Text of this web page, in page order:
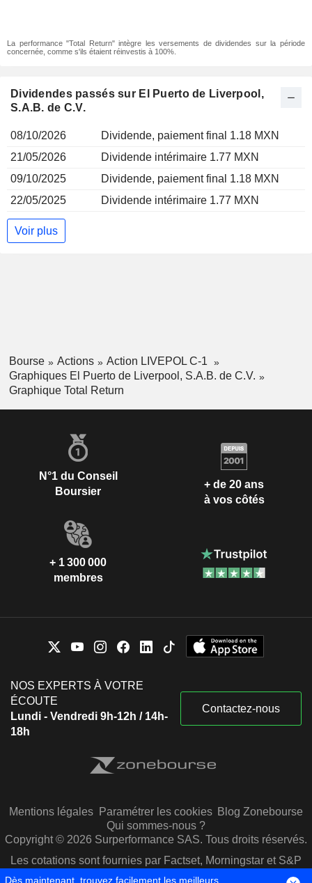
La performance "Total Return" intègre les versements de dividendes sur la période
concernée, comme s'ils étaient réinvestis à 100%.
Dividendes passés sur El Puerto de Liverpool,
S.A.B. de C.V.
08/10/2026
Dividende, paiement final 1.18 MXN
21/05/2026
Dividende intérimaire 1.77 MXN
09/10/2025
Dividende, paiement final 1.18 MXN
22/05/2025
Dividende intérimaire 1.77 MXN
Voir plus
Bourse Actions
Action LIVEPOL C-1
Graphiques El Puerto de Liverpool, S.A.B. de C.V.
Graphique Total Return
N°1 du Conseil
Boursier
+ de 20 ans
à vos côtés
+ 1 300 000
membres
NOS EXPERTS À VOTRE
ÉCOUTE
Lundi - Vendredi 9h-12h / 14h-
18h
Contactez-nous
Mentions légales Paramétrer les cookies Blog Zonebourse
Qui sommes-nous ?
Copyright © 2026 Surperformance SAS. Tous droits réservés.
Les cotations sont fournies par Factset, Morningstar et S&P
Capital IQ
Dès maintenant, trouvez facilement les meilleurs